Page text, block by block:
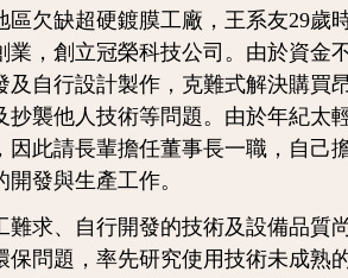
區欠缺超硬鍍膜工廠，王系友29歲
業，創立冠榮科技公司。由於資金
及自行設計製作，克難式解決購買
抄襲他人技術等問題。由於年紀太
因此請長輩擔任董事長一職，自己
發與生產工作。
難求、自行開發的技術及設備品質
保問題，率先研究使用技術未成熟